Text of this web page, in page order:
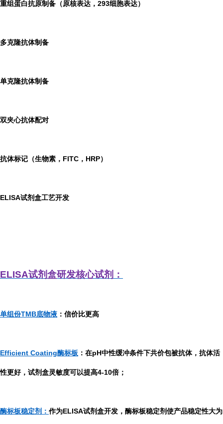
重组蛋白抗原制备（原核表达，293细胞表达）
多克隆抗体制备
单克隆抗体制备
双夹心抗体配对
抗体标记（生物素，FITC，HRP）
ELISA试剂盒工艺开发
ELISA试剂盒研发核心试剂：
单组份TMB底物液 ：信价比更高
Efficient Coating酶标板 ：在pH中性缓冲条件下共价包被抗体，抗体活
性更好，试剂盒灵敏度可以提高4-10倍；
酶标板稳定剂： 作为ELISA试剂盒开发，酶标板稳定剂使产品稳定性大为